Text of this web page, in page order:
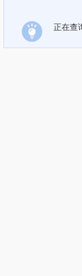
正在查